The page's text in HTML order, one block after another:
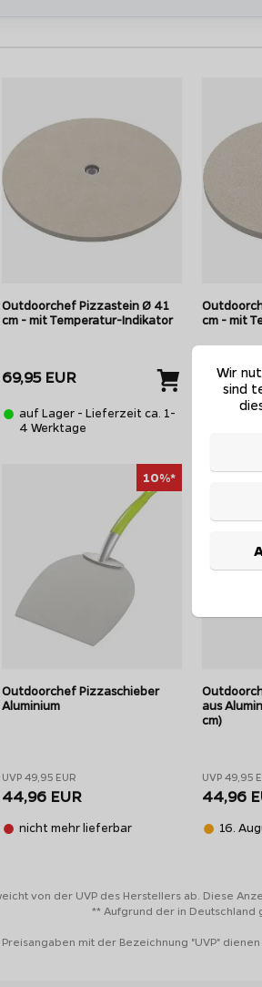
Outdoorchef Pizzastein Ø 41
cm - mit Temperatur-Indikator
69,95 EUR
auf Lager - Lieferzeit ca. 1-
4 Werktage
cm - mit
53,96
auf
10%*
Outdoorchef Pizzaschieber
Aluminium
UVP 49,95 EUR
44,96 EUR
nicht mehr lieferbar
aus
cm)
UVP 49,95
44,96
16.
von der UVP des Herstellers ab. Diese
** Aufgrund der in Deutschland
Preisangaben mit der Bezeichnung "UVP"
Wir
sind